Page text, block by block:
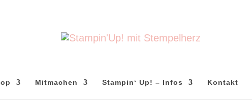
Mitmachen Stampin‘ Up! – Infos Kontakt